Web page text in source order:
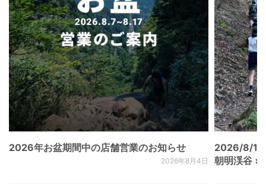
2026年お盆期間中の店舗営業のお知らせ
2026年8月4日
2026/8/
朝明渓谷 ×